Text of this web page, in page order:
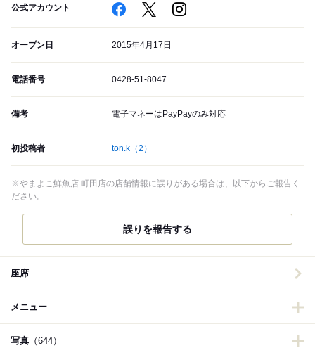
公式アカウント
オープン日 2015年4月17日
電話番号 0428-51-8047
備考 電子マネーはPayPayのみ対応
初投稿者 ton.k （2）
※やまよこ鮮魚店 町田店の店舗情報に誤りがある場合は、以下からご報告く
ださい。
誤りを報告する
座席
メニュー
写真 （644）